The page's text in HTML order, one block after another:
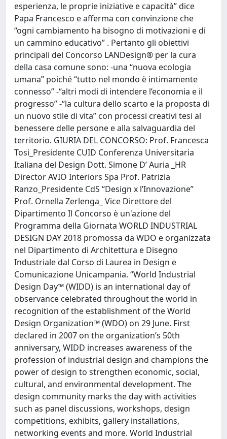
esperienza, le proprie iniziative e capacità” dice
Papa Francesco e afferma con convinzione che
“ogni cambiamento ha bisogno di motivazioni e di
un cammino educativo” . Pertanto gli obiettivi
principali del Concorso LANDesign® per la cura
della casa comune sono: -una “nuova ecologia
umana” poiché “tutto nel mondo è intimamente
connesso” -“altri modi di intendere l’economia e il
progresso” -“la cultura dello scarto e la proposta di
un nuovo stile di vita” con processi creativi tesi al
benessere delle persone e alla salvaguardia del
territorio. GIURIA DEL CONCORSO: Prof. Francesca
Tosi_Presidente CUID Conferenza Universitaria
Italiana del Design Dott. Simone D’ Auria _HR
Director AVIO Interiors Spa Prof. Patrizia
Ranzo_Presidente CdS “Design x l’Innovazione”
Prof. Ornella Zerlenga_ Vice Direttore del
Dipartimento Il Concorso è un'azione del
Programma della Giornata WORLD INDUSTRIAL
DESIGN DAY 2018 promossa da WDO e organizzata
nel Dipartimento di Architettura e Disegno
Industriale dal Corso di Laurea in Design e
Comunicazione Unicampania. “World Industrial
Design Day™ (WIDD) is an international day of
observance celebrated throughout the world in
recognition of the establishment of the World
Design Organization™ (WDO) on 29 June. First
declared in 2007 on the organization’s 50th
anniversary, WIDD increases awareness of the
profession of industrial design and champions the
power of design to strengthen economic, social,
cultural, and environmental development. The
design community marks the day with activities
such as panel discussions, workshops, design
competitions, exhibits, gallery installations,
networking events and more. World Industrial